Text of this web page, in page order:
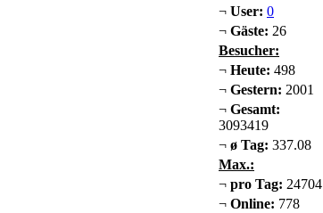
¬ User: 0
¬ Gäste: 26
Besucher:
¬ Heute: 498
¬ Gestern: 2001
¬ Gesamt:
3093419
¬ ø Tag: 337.08
Max.:
¬ pro Tag: 24704
¬ Online: 778